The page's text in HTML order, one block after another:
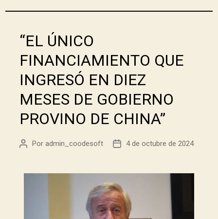
“EL ÚNICO
FINANCIAMIENTO QUE
INGRESÓ EN DIEZ
MESES DE GOBIERNO
PROVINO DE CHINA”
Por admin_coodesoft 4 de octubre de 2024